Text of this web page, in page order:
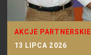
AKCJE PARTNERSKIE
13 LIPCA 2026